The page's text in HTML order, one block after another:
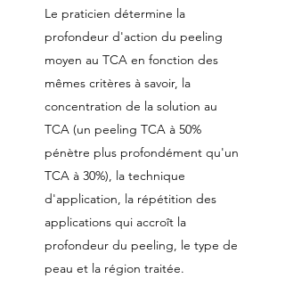
Le praticien détermine la
profondeur d'action du peeling
moyen au TCA en fonction des
mêmes critères à savoir, la
concentration de la solution au
TCA (un peeling TCA à 50%
pénètre plus profondément qu'un
TCA à 30%), la technique
d'application, la répétition des
applications qui accroît la
profondeur du peeling, le type de
peau et la région traitée.